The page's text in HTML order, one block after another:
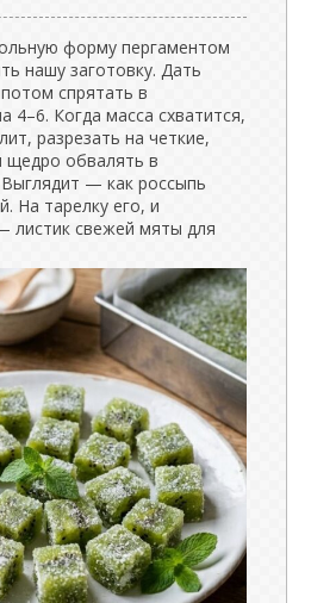
форму пергаментом
нашу заготовку. Дать
спрятать в
4–6. Когда масса схватится,
разрезать на четкие,
щедро обвалять в
Выглядит — как россыпь
На тарелку его, и
листик свежей мяты для